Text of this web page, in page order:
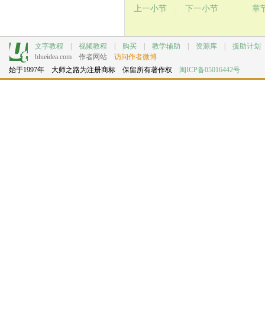
上一小节 下一小节 章
文字教程 视频教程 购买 教学辅助 资源库 援助计划
blueidea.com
作者网站 访问作者微博
始于1997年 大师之路为注册商标 保留所有著作权 闽ICP备05016442号